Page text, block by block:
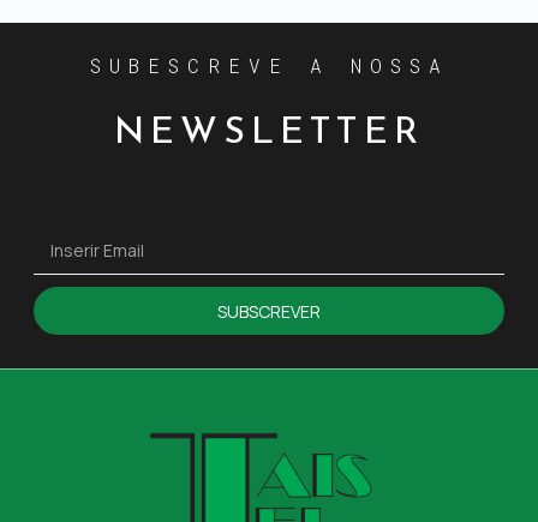
SUBESCREVE A NOSSA
NEWSLETTER
SUBSCREVER